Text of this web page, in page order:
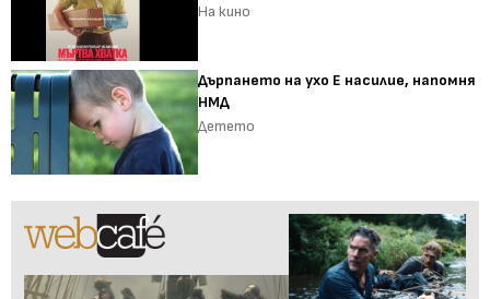
На кино
Дърпането на ухо Е насилие, напомня
НМД
Детето